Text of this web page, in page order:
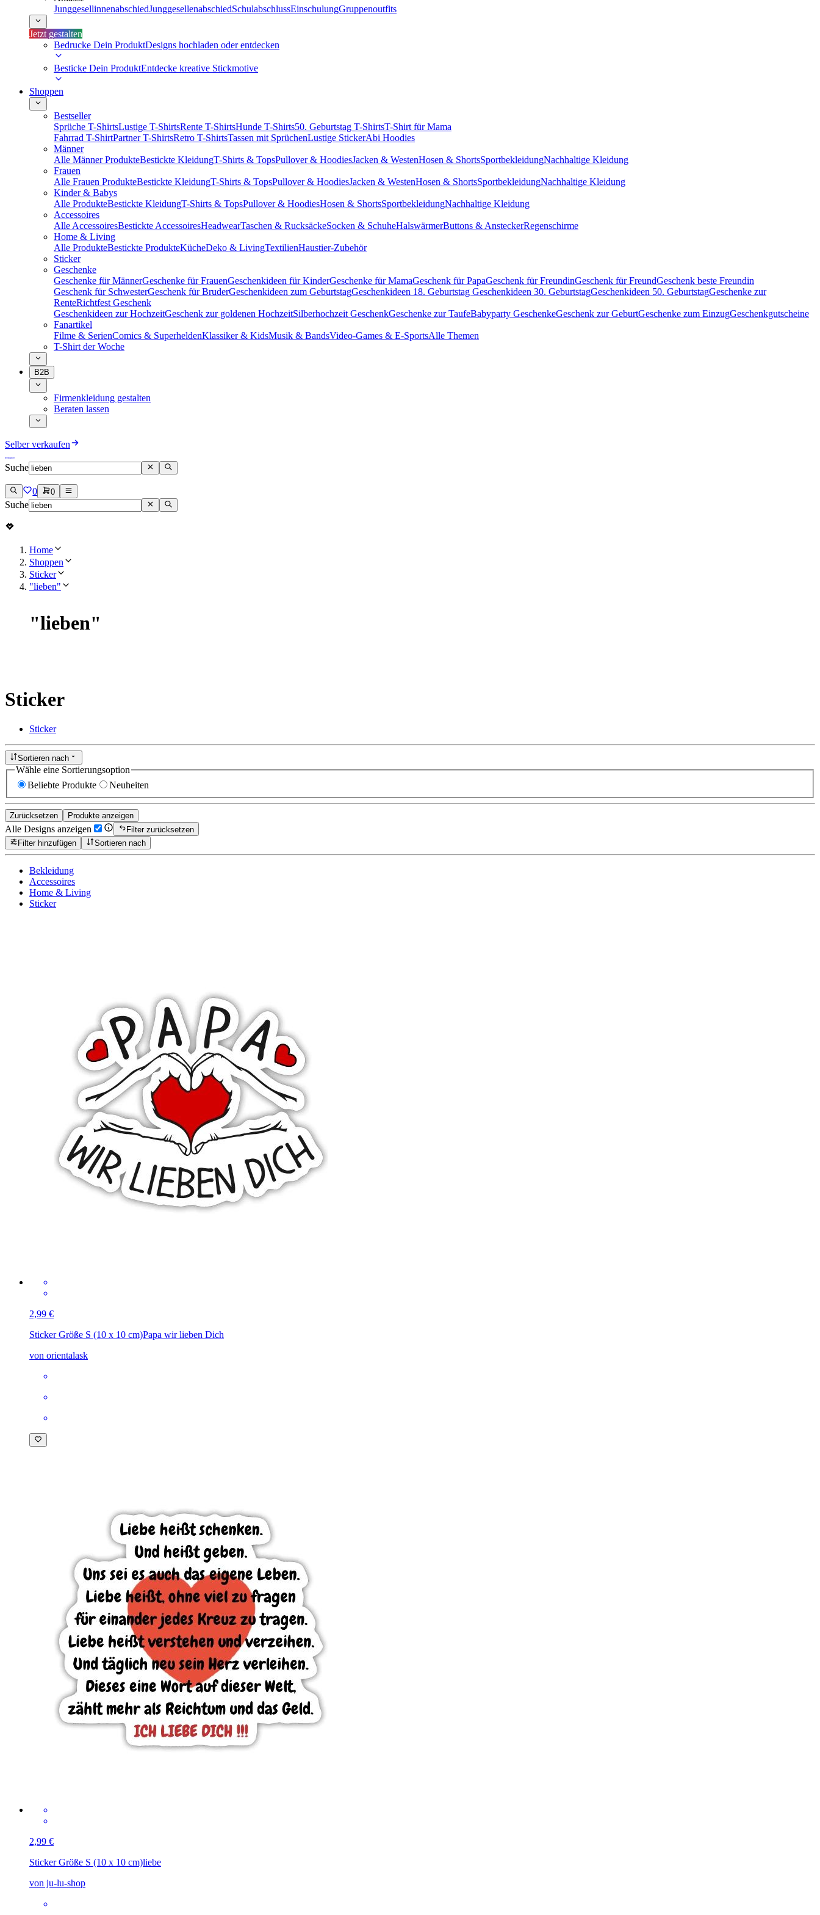
JunggesellinnenabschiedJunggesellenabschiedSchulabschlussEinschulungGruppenoutfits
Jetzt gestalten
Bedrucke Dein ProduktDesigns hochladen oder entdecken
Besticke Dein ProduktEntdecke kreative Stickmotive
Shoppen
Bestseller
Sprüche T-ShirtsLustige T-ShirtsRente T-ShirtsHunde T-Shirts50. Geburtstag T-ShirtsT-Shirt für Mama
Fahrrad T-ShirtPartner T-ShirtsRetro T-ShirtsTassen mit SprüchenLustige StickerAbi Hoodies
Männer
Alle Männer ProdukteBestickte KleidungT-Shirts & TopsPullover & HoodiesJacken & WestenHosen & ShortsSportbekleidungNachhaltige Kleidung
Frauen
Alle Frauen ProdukteBestickte KleidungT-Shirts & TopsPullover & HoodiesJacken & WestenHosen & ShortsSportbekleidungNachhaltige Kleidung
Kinder & Babys
Alle ProdukteBestickte KleidungT-Shirts & TopsPullover & HoodiesHosen & ShortsSportbekleidungNachhaltige Kleidung
Accessoires
Alle AccessoiresBestickte AccessoiresHeadwearTaschen & RucksäckeSocken & SchuheHalswärmerButtons & AnsteckerRegenschirme
Home & Living
Alle ProdukteBestickte ProdukteKücheDeko & LivingTextilienHaustier-Zubehör
Sticker
Geschenke
Geschenke für MännerGeschenke für FrauenGeschenkideen für KinderGeschenke für MamaGeschenk für PapaGeschenk für FreundinGeschenk für FreundGeschenk beste Freundin
Geschenk für SchwesterGeschenk für BruderGeschenkideen zum GeburtstagGeschenkideen 18. Geburtstag Geschenkideen 30. GeburtstagGeschenkideen 50. GeburtstagGeschenke zur
RenteRichtfest Geschenk
Geschenkideen zur HochzeitGeschenk zur goldenen HochzeitSilberhochzeit GeschenkGeschenke zur TaufeBabyparty GeschenkeGeschenk zur GeburtGeschenke zum EinzugGeschenkgutscheine
Fanartikel
Filme & SerienComics & SuperheldenKlassiker & KidsMusik & BandsVideo-Games & E-SportsAlle Themen
T-Shirt der Woche
B2B
Firmenkleidung gestalten
Beraten lassen
Selber verkaufen
Suche
0 0
Suche
Home
Shoppen
Sticker
"lieben"
"lieben"
Sticker
Sticker
Sortieren nach
Wähle eine Sortierungsoption
Beliebte Produkte
Neuheiten
Zurücksetzen Produkte anzeigen
Alle Designs anzeigen
Filter zurücksetzen
Filter hinzufügen
Sortieren nach
Bekleidung
Accessoires
Home & Living
Sticker
2,99 €
Sticker Größe S (10 x 10 cm)Papa wir lieben Dich
von orientalask
2,99 €
Sticker Größe S (10 x 10 cm)liebe
von ju-lu-shop